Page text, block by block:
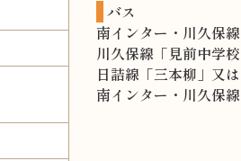
バス
南インター・川久保
川久保線「見前中学
日詰線「三本柳」又
南インター・川久保